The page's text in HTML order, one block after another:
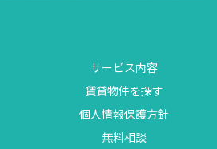
サービス内容
賃貸物件を探す
個人情報保護方針
無料相談